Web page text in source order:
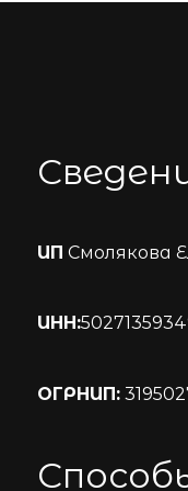
ИП Смолякова
ИНН:
ОГРНИП: